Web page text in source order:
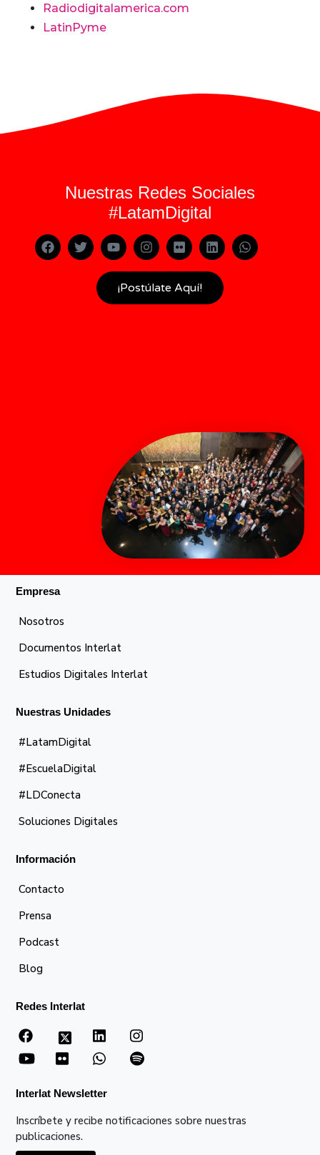
Radiodigitalamerica.com
LatinPyme
Nuestras Redes Sociales
#LatamDigital
¡Postúlate Aquí!
Empresa
Nosotros
Documentos Interlat
Estudios Digitales Interlat
Nuestras Unidades
#LatamDigital
#EscuelaDigital
#LDConecta
Soluciones Digitales
Información
Contacto
Prensa
Podcast
Blog
Redes Interlat
Interlat Newsletter
Inscríbete y recibe notificaciones sobre nuestras
publicaciones.